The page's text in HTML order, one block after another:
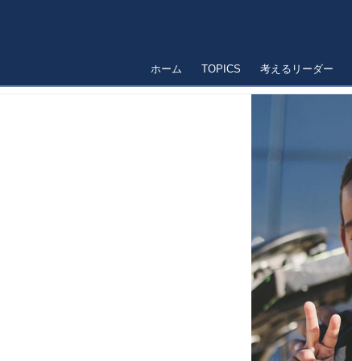
ホーム TOPICS 考えるリーダー